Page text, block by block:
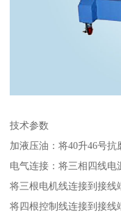
技术参数
加液压油：将40升46号
电气连接：将三相四线
将三根电机线连接到接
将四根控制线连接到接线